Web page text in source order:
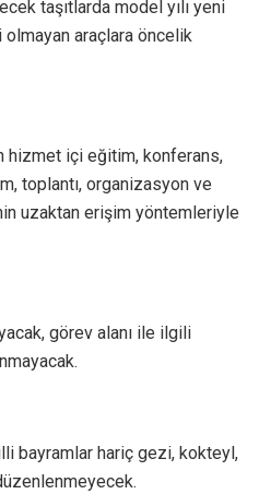
taşıtlarda model yılı yeni
olmayan araçlara öncelik
hizmet içi eğitim, konferans,
toplantı, organizasyon ve
uzaktan erişim yöntemleriyle
görev alanı ile ilgili
bayramlar hariç gezi, kokteyl,